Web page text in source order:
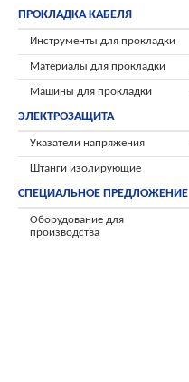
ПРОКЛАДКА КАБЕЛЯ
Инструменты для прокладки
Материалы для прокладки
Машины для прокладки
ЭЛЕКТРОЗАЩИТА
Указатели напряжения
Штанги изолирующие
СПЕЦИАЛЬНОЕ ПРЕДЛОЖЕНИЕ
Оборудование для
производства